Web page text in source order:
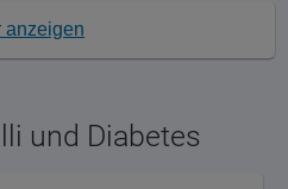
anzeigen
und Diabetes